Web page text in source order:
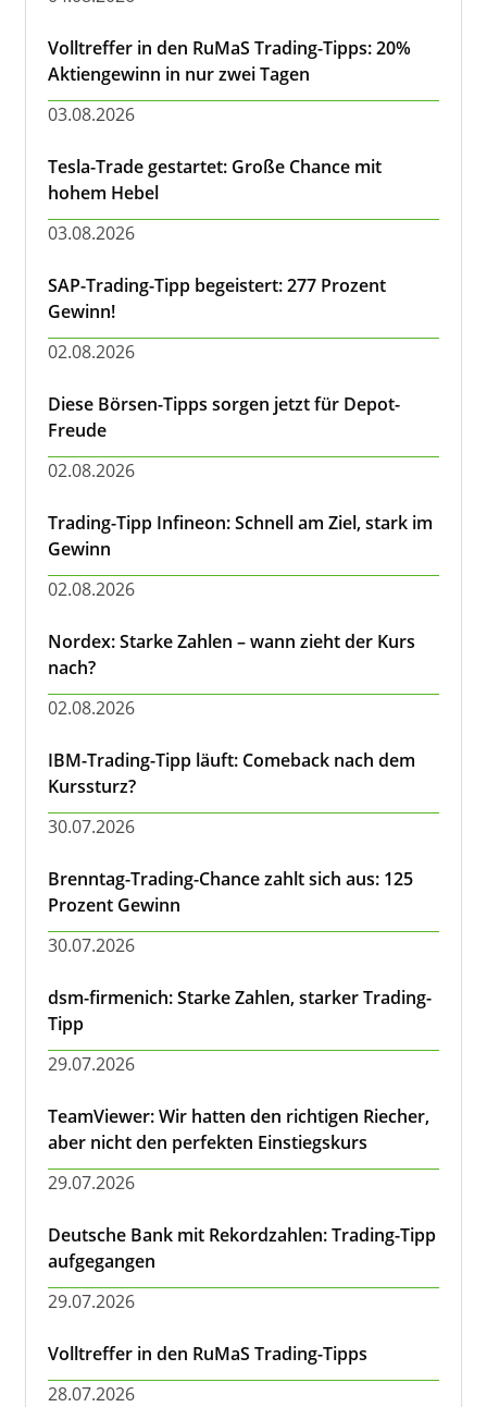
Volltreffer in den RuMaS Trading-Tipps: 20%
Aktiengewinn in nur zwei Tagen
03.08.2026
Tesla-Trade gestartet: Große Chance mit
hohem Hebel
03.08.2026
SAP-Trading-Tipp begeistert: 277 Prozent
Gewinn!
02.08.2026
Diese Börsen-Tipps sorgen jetzt für Depot-
Freude
02.08.2026
Trading-Tipp Infineon: Schnell am Ziel, stark im
Gewinn
02.08.2026
Nordex: Starke Zahlen – wann zieht der Kurs
nach?
02.08.2026
IBM-Trading-Tipp läuft: Comeback nach dem
Kurssturz?
30.07.2026
Brenntag-Trading-Chance zahlt sich aus: 125
Prozent Gewinn
30.07.2026
dsm-firmenich: Starke Zahlen, starker Trading-
Tipp
29.07.2026
TeamViewer: Wir hatten den richtigen Riecher,
aber nicht den perfekten Einstiegskurs
29.07.2026
Deutsche Bank mit Rekordzahlen: Trading-Tipp
aufgegangen
29.07.2026
Volltreffer in den RuMaS Trading-Tipps
28.07.2026